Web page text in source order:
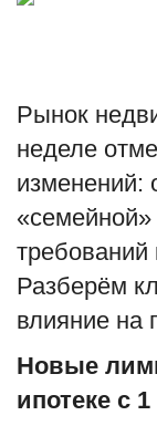
Авто
Здоровье
Образование
Шоу-бизнес
В мире
Рынок
неделе
изменений:
«семейной»
требований
Разберём
влияние на
Новые
ипотеке с